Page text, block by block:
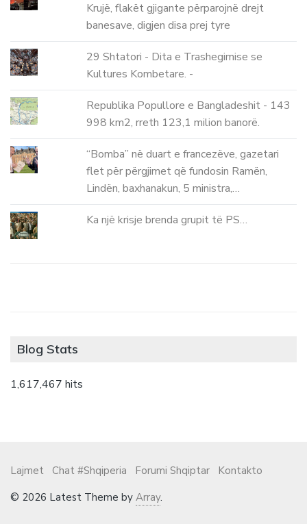
Krujë, flakët gjigante përparojnë drejt
banesave, digjen disa prej tyre
29 Shtatori - Dita e Trashegimise se
Kultures Kombetare. -
Republika Popullore e Bangladeshit - 143
998 km2, rreth 123,1 milion banorë.
“Bomba” në duart e francezëve, gazetari
flet për përgjimet që fundosin Ramën,
Lindën, baxhanakun, 5 ministra,…
Ka një krisje brenda grupit të PS…
Blog Stats
1,617,467 hits
Lajmet Chat #Shqiperia Forumi Shqiptar
Kontakto
© 2026 Latest Theme by Array.